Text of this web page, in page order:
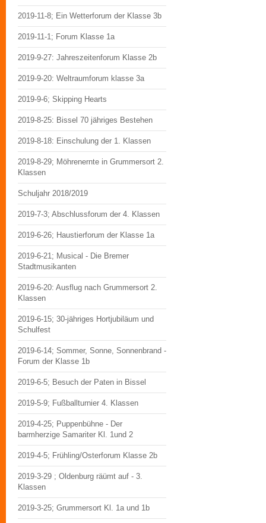
2019-11-8; Ein Wetterforum der Klasse 3b
2019-11-1; Forum Klasse 1a
2019-9-27: Jahreszeitenforum Klasse 2b
2019-9-20: Weltraumforum klasse 3a
2019-9-6; Skipping Hearts
2019-8-25: Bissel 70 jähriges Bestehen
2019-8-18: Einschulung der 1. Klassen
2019-8-29; Möhrenernte in Grummersort 2.
Klassen
Schuljahr 2018/2019
2019-7-3; Abschlussforum der 4. Klassen
2019-6-26; Haustierforum der Klasse 1a
2019-6-21; Musical - Die Bremer
Stadtmusikanten
2019-6-20: Ausflug nach Grummersort 2.
Klassen
2019-6-15; 30-jähriges Hortjubiläum und
Schulfest
2019-6-14; Sommer, Sonne, Sonnenbrand -
Forum der Klasse 1b
2019-6-5; Besuch der Paten in Bissel
2019-5-9; Fußballturnier 4. Klassen
2019-4-25; Puppenbühne - Der
barmherzige Samariter Kl. 1und 2
2019-4-5; Frühling/Osterforum Klasse 2b
2019-3-29 ; Oldenburg räümt auf - 3.
Klassen
2019-3-25; Grummersort Kl. 1a und 1b